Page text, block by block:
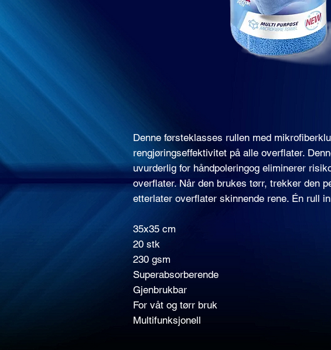
Denne førsteklasses rullen med
rengjøringseffektivitet på alle overflater.
uvurderlig for håndpoleringog eliminerer
overflater. Når den brukes tørr, trekker den
etterlater overflater skinnende rene. Én rull
35x35 cm
20 stk
230 gsm
Superabsorberende
Gjenbrukbar
For våt og tørr bruk
Multifunksjonell